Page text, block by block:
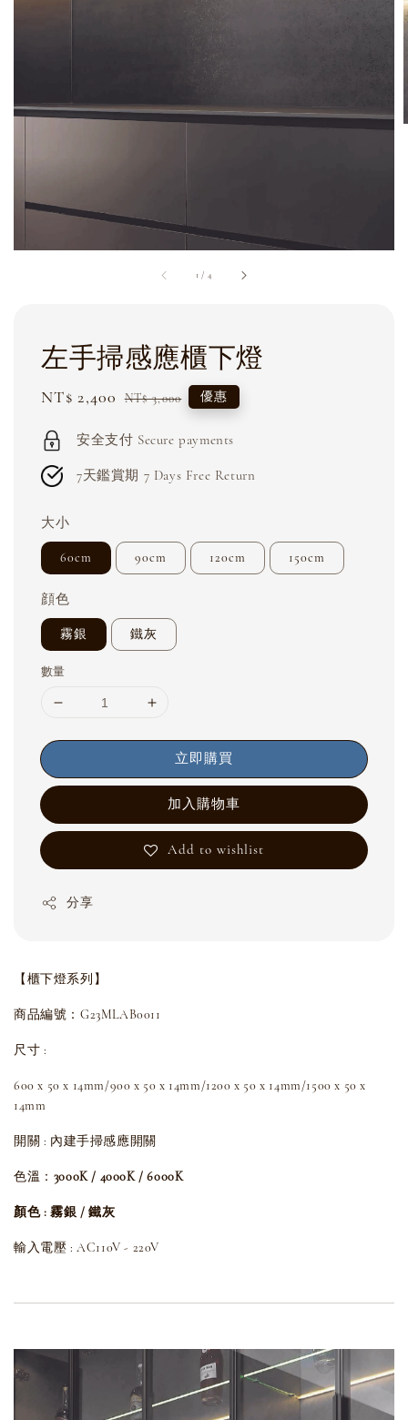
1 / 4
左手掃感應櫃下燈
Sale
NT$ 2,400 Regular
NT$ 3,000 優惠
安全支付 Secure payments
7天鑑賞期 7 Days Free Return
大小
60cm 90cm 120cm 150cm
顔色
霧銀 鐵灰
數量
立即購買
加入購物車
Add to wishlist
分享
【櫃下燈系列】
商品編號：G23MLAB0011
尺寸 :
600 x 50 x 14mm/900 x50 x 14mm/1200 x50 x 14mm/1500 x 50 x
14mm
開關 : 內建手掃感應開關
色溫： 3000K / 4000K / 6000K
顏色 : 霧銀 / 鐵灰
輸入電壓 : AC110V - 220V